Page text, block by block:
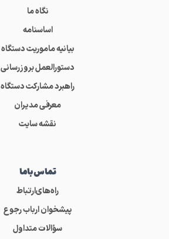
نگاه ما
اساسنامه
بیانیه ماموریت دستگاه
دستورالعمل بروزرسانی
راهبرد مشارکت دستگاه
معرفی مدیران
نقشه سایت
تماس‌باما
راه‌های‌ارتباط
پیشخوان ارباب رجوع
سؤالات متداول